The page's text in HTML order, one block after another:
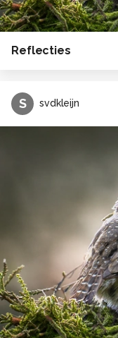
Reflecties
S svdkleijn